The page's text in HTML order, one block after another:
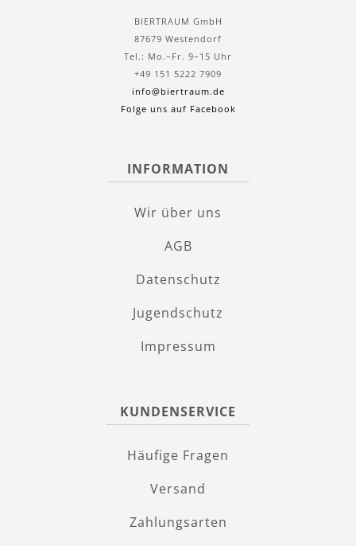
BIERTRAUM GmbH
87679 Westendorf
Tel.: Mo.–Fr. 9–15 Uhr
+49 151 5222 7909
info@biertraum.de
Folge uns auf Facebook
INFORMATION
Wir über uns
AGB
Datenschutz
Jugendschutz
Impressum
KUNDENSERVICE
Häufige Fragen
Versand
Zahlungsarten